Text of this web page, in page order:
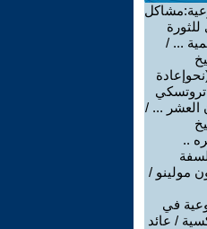
... /
العشر ... /
..
مولينو /
في
/ عائد